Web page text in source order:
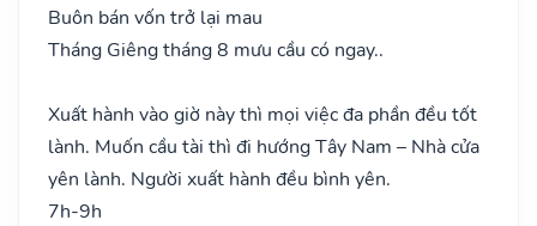
Buôn bán vốn trở lại mau
Tháng Giêng tháng 8 mưu cầu có ngay..
Xuất hành vào giờ này thì mọi việc đa phần đều tốt
lành. Muốn cầu tài thì đi hướng Tây Nam – Nhà cửa
yên lành. Người xuất hành đều bình yên.
7h-9h